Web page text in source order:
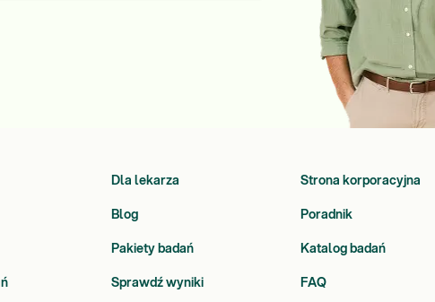
Dla lekarza Strona korporacyjna
Blog Poradnik
Pakiety badań Katalog badań
Sprawdź wyniki FAQ